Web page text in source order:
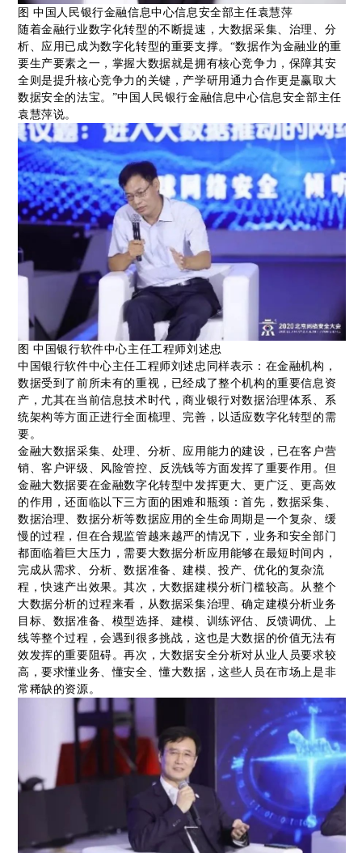
图 中国人民银行金融信息中心信息安全部主任袁慧萍
随着金融行业数字化转型的不断提速，大数据采集、治理、分
析、应用已成为数字化转型的重要支撑。“数据作为金融业的重
要生产要素之一，掌握大数据就是拥有核心竞争力，保障其安
全则是提升核心竞争力的关键，产学研用通力合作更是赢取大
数据安全的法宝。”中国人民银行金融信息中心信息安全部主任
袁慧萍说。
图 中国银行软件中心主任工程师刘述忠
中国银行软件中心主任工程师刘述忠同样表示：在金融机构，
数据受到了前所未有的重视，已经成了整个机构的重要信息资
产，尤其在当前信息技术时代，商业银行对数据治理体系、系
统架构等方面正进行全面梳理、完善，以适应数字化转型的需
要。
金融大数据采集、处理、分析、应用能力的建设，已在客户营
销、客户评级、风险管控、反洗钱等方面发挥了重要作用。但
金融大数据要在金融数字化转型中发挥更大、更广泛、更高效
的作用，还面临以下三方面的困难和瓶颈：首先，数据采集、
数据治理、数据分析等数据应用的全生命周期是一个复杂、缓
慢的过程，但在合规监管越来越严的情况下，业务和安全部门
都面临着巨大压力，需要大数据分析应用能够在最短时间内，
完成从需求、分析、数据准备、建模、投产、优化的复杂流
程，快速产出效果。其次，大数据建模分析门槛较高。从整个
大数据分析的过程来看，从数据采集治理、确定建模分析业务
目标、数据准备、模型选择、建模、训练评估、反馈调优、上
线等整个过程，会遇到很多挑战，这也是大数据的价值无法有
效发挥的重要阻碍。再次，大数据安全分析对从业人员要求较
高，要求懂业务、懂安全、懂大数据，这些人员在市场上是非
常稀缺的资源。